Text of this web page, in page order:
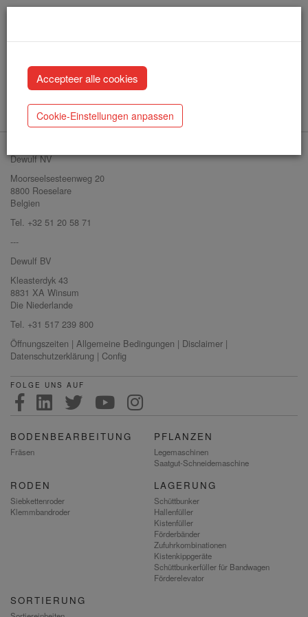
Disclaimer
Dewulf NV
Moorseelsesteenweg 20
8800 Roeselare
Belgien
Tel. +32 51 20 58 71
---
Dewulf BV
Kleasterdyk 43
8831 XA Winsum
Die Niederlande
Tel. +31 517 239 800
Öffnungszeiten | Allgemeine Bedingungen | Disclaimer |
Datenschutzerklärung | Config
FOLGE UNS AUF
BODENBEARBEITUNG
Fräsen
PFLANZEN
Legemaschinen
Saatgut-Schneidemaschine
RODEN
Siebkettenroder
Klemmbandroder
LAGERUNG
Schüttbunker
Hallenfüller
Kistenfüller
Förderbänder
Zufuhrkombinationen
Kistenkippgeräte
Schüttbunkerfüller für Bandwagen
Förderelevator
SORTIERUNG
Cookie-Einstellungen anpassen